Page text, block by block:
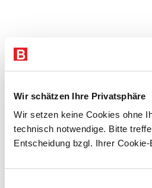
Wir schätzen Ihre Privatsphäre
Wir setzen keine Cookies ohne
technisch notwendige. Bitte
Entscheidung bzgl. Ihrer Cookie-
Schubladentrenner,
Produkt Anzahl: Gib
STK
Artikelnummer: